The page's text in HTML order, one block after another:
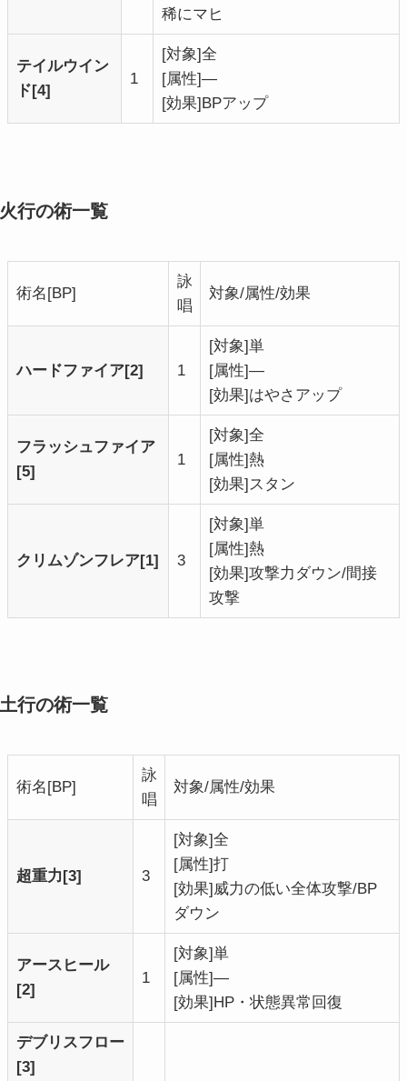
稀にマヒ
テイルウイン
ド[4]
1
[対象]全
[属性]―
[効果]BPアップ
火行の術一覧
術名[BP]
詠
唱
対象/属性/効果
ハードファイア[2] 1
[対象]単
[属性]―
[効果]はやさアップ
フラッシュファイア
[5]
1
[対象]全
[属性]熱
[効果]スタン
クリムゾンフレア[1] 3
[対象]単
[属性]熱
[効果]攻撃力ダウン/間接
攻撃
土行の術一覧
術名[BP]
詠
唱
対象/属性/効果
超重力[3] 3
[対象]全
[属性]打
[効果]威力の低い全体攻撃/BP
ダウン
アースヒール
[2]
1
[対象]単
[属性]―
[効果]HP・状態異常回復
デブリスフロー
[3]